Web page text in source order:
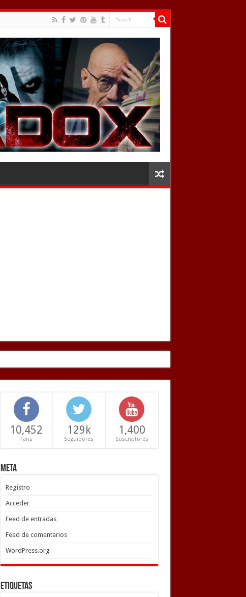
10,452
Fans
129k
Seguidores
1,400
Suscriptores
Meta
Registro
Acceder
Feed de entradas
Feed de comentarios
WordPress.org
Etiquetas